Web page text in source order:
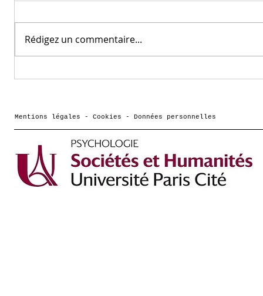
Colloque Scientifique
FFDys 2025)
Rédigez un commentaire...
Mentions légales - Cookies - Données personnelles